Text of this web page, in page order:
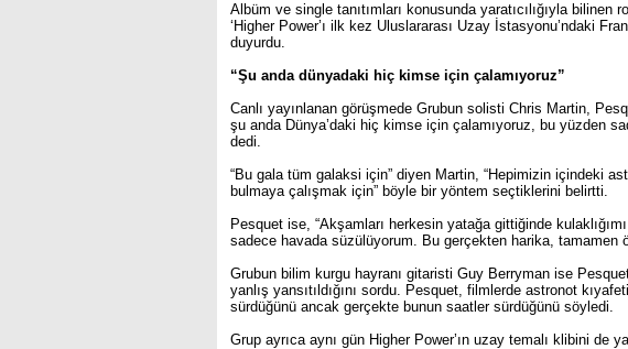
Albüm ve single tanıtımları konusunda yaratıcılığıyla bilinen
‘Higher Power’ı ilk kez Uluslararası Uzay İstasyonu’ndaki
duyurdu.
“Şu anda dünyadaki hiç kimse için çalamıyoruz”
Canlı yayınlanan görüşmede Grubun solisti Chris Martin,
şu anda Dünya’daki hiç kimse için çalamıyoruz, bu yüzden
dedi.
“Bu gala tüm galaksi için” diyen Martin, “Hepimizin içindeki
bulmaya çalışmak için” böyle bir yöntem seçtiklerini belirtti.
Pesquet ise, “Akşamları herkesin yatağa gittiğinde
sadece havada süzülüyorum. Bu gerçekten harika, tamamen
Grubun bilim kurgu hayranı gitaristi Guy Berryman ise
yanlış yansıtıldığını sordu. Pesquet, filmlerde astronot
sürdüğünü ancak gerçekte bunun saatler sürdüğünü söyledi.
Grup ayrıca aynı gün Higher Power’ın uzay temalı klibini de